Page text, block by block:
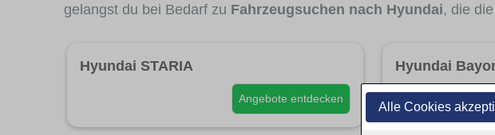
Alle Cookies
gelangst du bei Bedarf zu Fahrzeugsuchen nach Hyundai, die
Hyundai STARIA
Angebote entdecken
Hyundai